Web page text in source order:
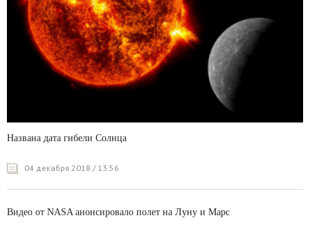
Названа дата гибели Солнца
04 декабря 2018 / 13:56
Видео от NASA анонсировало полет на Луну и Марс